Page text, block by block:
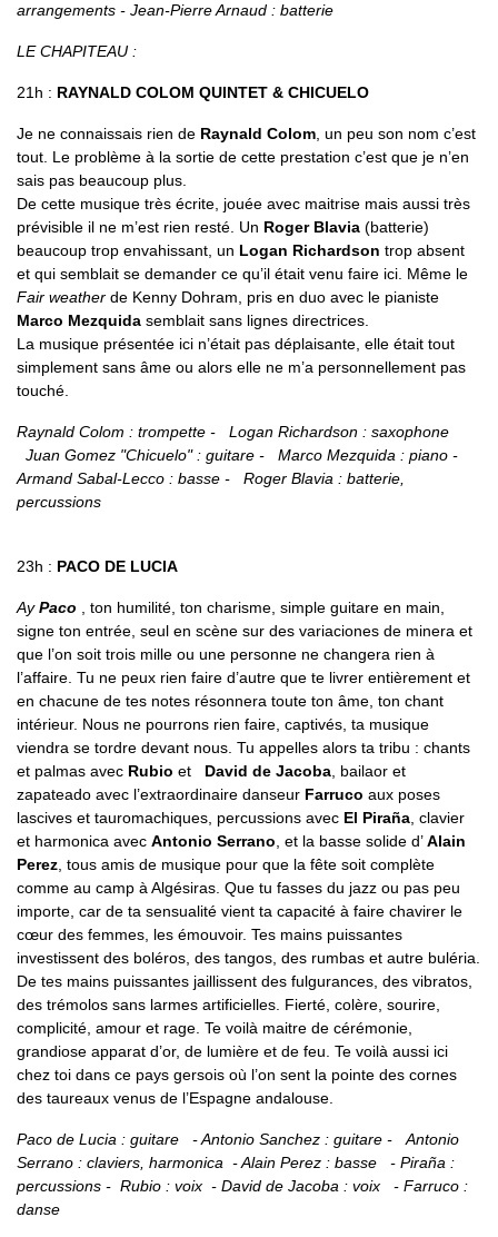
arrangements - Jean-Pierre Arnaud : batterie
LE CHAPITEAU :
21h : RAYNALD COLOM QUINTET & CHICUELO
Je ne connaissais rien de Raynald Colom , un peu son nom c’est
tout. Le problème à la sortie de cette prestation c’est que je n’en
sais pas beaucoup plus.
De cette musique très écrite, jouée avec maitrise mais aussi très
prévisible il ne m’est rien resté. Un Roger Blavia (batterie)
beaucoup trop envahissant, un Logan Richardson trop absent
et qui semblait se demander ce qu’il était venu faire ici. Même le
Fair weather de Kenny Dohram, pris en duo avec le pianiste
Marco Mezquida semblait sans lignes directrices.
La musique présentée ici n’était pas déplaisante, elle était tout
simplement sans âme ou alors elle ne m’a personnellement pas
touché.
Raynald Colom : trompette - Logan Richardson : saxophone
Juan Gomez "Chicuelo" : guitare - Marco Mezquida : piano -
Armand Sabal-Lecco : basse - Roger Blavia : batterie,
percussions
23h : PACO DE LUCIA
AyPaco
, ton humilité, ton charisme, simple guitare en main,
signe ton entrée, seul en scène sur des variaciones de minera et
que l’on soit trois mille ou une personne ne changera rien à
l’affaire. Tu ne peux rien faire d’autre que te livrer entièrement et
en chacune de tes notes résonnera toute ton âme, ton chant
intérieur. Nous ne pourrons rien faire, captivés, ta musique
viendra se tordre devant nous. Tu appelles alors ta tribu : chants
et palmas avec Rubio et David de Jacoba , bailaor et
zapateado avec l’extraordinaire danseur Farruco aux poses
lascives et tauromachiques, percussions avec El Piraña , clavier
et harmonica avec Antonio Serrano , et la basse solide d’Alain
Perez , tous amis de musique pour que la fête soit complète
comme au camp à Algésiras. Que tu fasses du jazz ou pas peu
importe, car de ta sensualité vient ta capacité à faire chavirer le
cœur des femmes, les émouvoir. Tes mains puissantes
investissent des boléros, des tangos, des rumbas et autre buléria.
De tes mains puissantes jaillissent des fulgurances, des vibratos,
des trémolos sans larmes artificielles. Fierté, colère, sourire,
complicité, amour et rage. Te voilà maitre de cérémonie,
grandiose apparat d’or, de lumière et de feu. Te voilà aussi ici
chez toi dans ce pays gersois où l’on sent la pointe des cornes
des taureaux venus de l’Espagne andalouse.
Paco de Lucia : guitare - Antonio Sanchez : guitare - Antonio
Serrano : claviers, harmonica - Alain Perez : basse - Piraña :
percussions - Rubio : voix - David de Jacoba : voix - Farruco :
danse